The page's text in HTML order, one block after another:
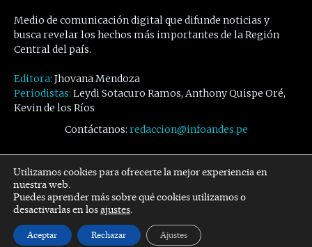
Medio de comunicación digital que difunde noticias y
busca revelar los hechos más importantes de la Región
Central del país.
Editora: Jhovana Mendoza
Periodistas: Leydi Sotacuro Ramos, Anthony Quispe Oré,
Kevin de los Ríos
Contáctanos: redaccion@infoandes.pe
Síguenos
Facebook Twitter Youtube
Utilizamos cookies para ofrecerte la mejor experiencia en
nuestra web.
Puedes aprender más sobre qué cookies utilizamos o
desactivarlas en losajustes.
Aceptar Rechazar Ajustes